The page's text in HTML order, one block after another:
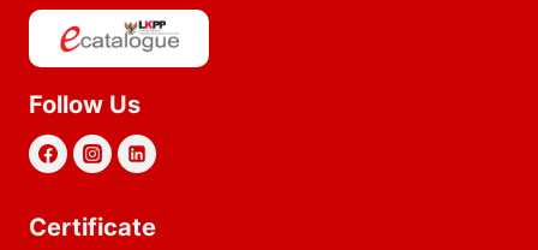
Follow Us
Certificate